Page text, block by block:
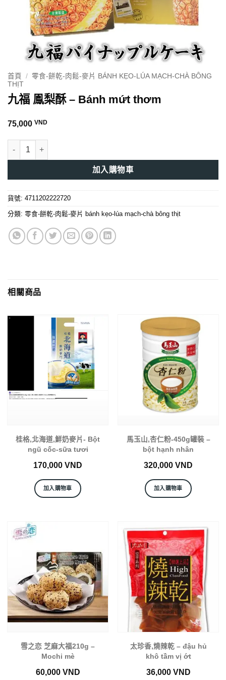
首頁 / 零食-餅乾-肉鬆-麥片 BÁNH KẸO-LÚA MẠCH-CHÀ BÔNG
THỊT
九福 鳯梨酥 – Bánh mứt thơm
75,000 VND
九福 鳯梨酥 - Bánh mứt thơm 數量
加入購物車
貨號: 4711202222720
分類: 零食-餅乾-肉鬆-麥片 bánh kẹo-lúa mạch-chà bông thịt
相關商品
桂格,北海道,鮮奶麥片- Bột
ngũ cốc-sữa tươi
170,000 VND
加入購物車
馬玉山,杏仁粉-450g罐裝 –
bột hạnh nhân
320,000 VND
加入購物車
雪之恋 芝麻大福210g –
Mochi mè
60,000 VND
太珍香,燒辣乾 – đậu hủ
khô tầm vị ớt
36,000 VND